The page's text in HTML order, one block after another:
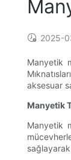
2025-
Manyetik
aksesuar
Manyetik
Manyetik